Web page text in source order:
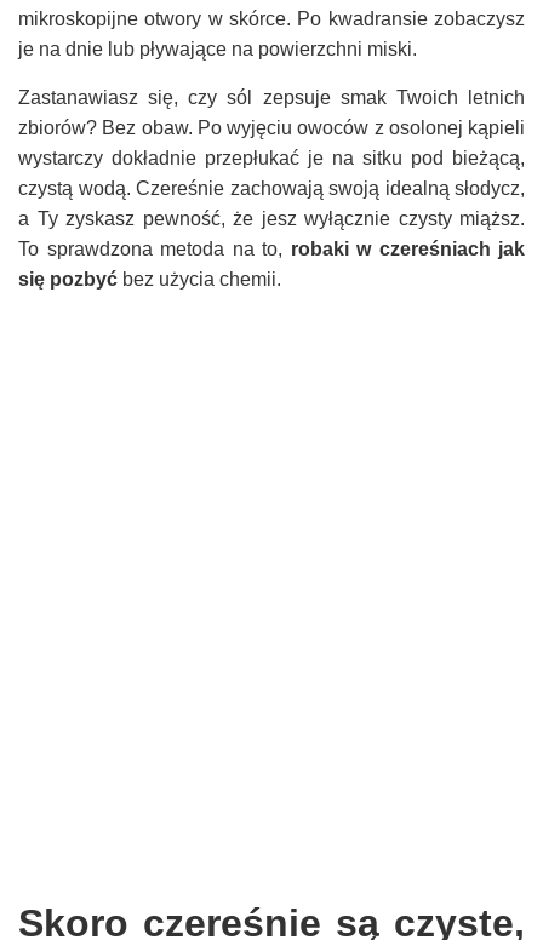
mikroskopijne otwory w skórce. Po kwadransie zobaczysz
je na dnie lub pływające na powierzchni miski.
Zastanawiasz się, czy sól zepsuje smak Twoich letnich
zbiorów? Bez obaw. Po wyjęciu owoców z osolonej kąpieli
wystarczy dokładnie przepłukać je na sitku pod bieżącą,
czystą wodą. Czereśnie zachowają swoją idealną słodycz,
a Ty zyskasz pewność, że jesz wyłącznie czysty miąższ.
To sprawdzona metoda na to, robaki w czereśniach jak
się pozbyć bez użycia chemii.
Skoro czereśnie są czyste,